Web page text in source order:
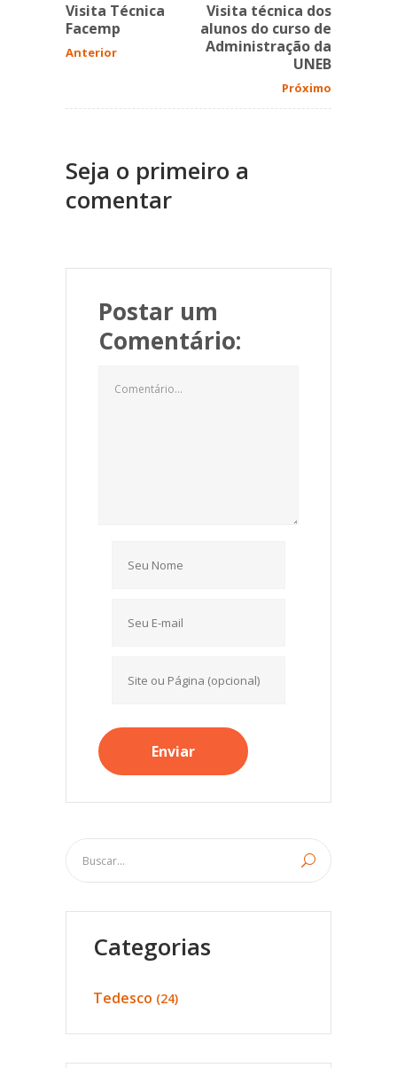
Visita Técnica
Facemp
Anterior
Visita técnica dos
alunos do curso de
Administração da
UNEB
Próximo
Seja o primeiro a
comentar
Postar um
Comentário:
Categorias
Tedesco (24)